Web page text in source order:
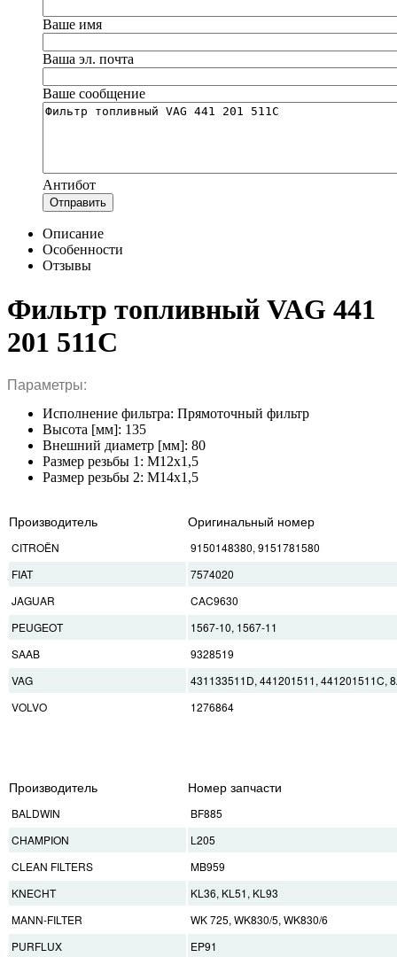
Ваше имя
Ваша эл. почта
Ваше сообщение
Антибот
Отправить
Описание
Особенности
Отзывы
Фильтр топливный VAG 441
201 511C
Параметры:
Исполнение фильтра: Прямоточный фильтр
Высота [мм]: 135
Внешний диаметр [мм]: 80
Размер резьбы 1: M12x1,5
Размер резьбы 2: M14x1,5
Производитель Оригинальный номер
CITROËN
9150148380, 9151781580
FIAT
7574020
JAGUAR
CAC9630
PEUGEOT
1567-10, 1567-11
SAAB
9328519
VAG
431133511D, 441201511, 441201511C,
VOLVO
1276864
Производитель Номер запчасти
BALDWIN
BF885
CHAMPION
L205
CLEAN FILTERS
MB959
KNECHT
KL36, KL51, KL93
MANN-FILTER
WK 725, WK830/5, WK830/6
PURFLUX
EP91